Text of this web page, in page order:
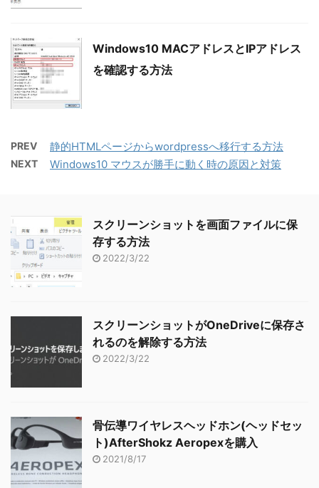
Windows10 MACアドレスとIPアドレス
を確認する方法
PREV 静的HTMLページからwordpressへ移行する方法
NEXT Windows10 マウスが勝手に動く時の原因と対策
スクリーンショットを画面ファイルに保
存する方法
2022/3/22
スクリーンショットがOneDriveに保存さ
れるのを解除する方法
2022/3/22
骨伝導ワイヤレスヘッドホン(ヘッドセッ
ト)AfterShokz Aeropexを購入
2021/8/17